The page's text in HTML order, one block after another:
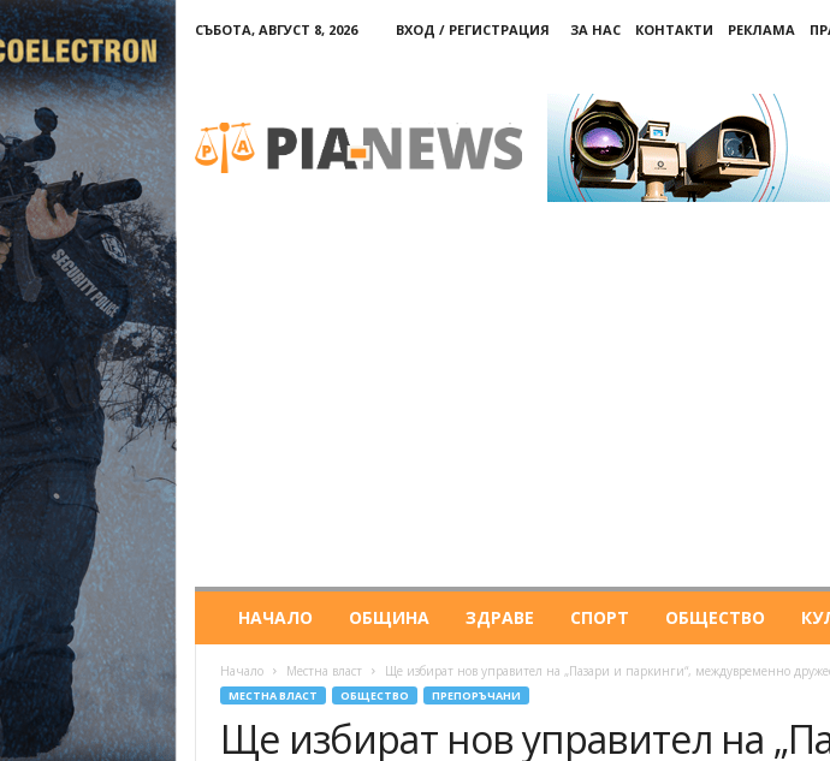
СЪБОТА, АВГУСТ 8, 2026 ВХОД / РЕГИСТРАЦИЯ ЗА НАС КОНТАКТИ РЕКЛАМА
НАЧАЛО ОБЩИНА ЗДРАВЕ СПОРТ ОБЩЕСТВО
Начало Местна власт Ще избират нов управител на „Пазари и паркинги“, междувременно
МЕСТНА ВЛАСТ ОБЩЕСТВО ПРЕПОРЪЧАНИ
Ще избират нов управител на